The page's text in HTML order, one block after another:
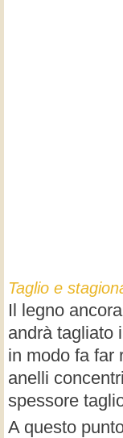
Taglio e
Il legno
andrà tagliato
in modo fa far
anelli
spessore
A questo